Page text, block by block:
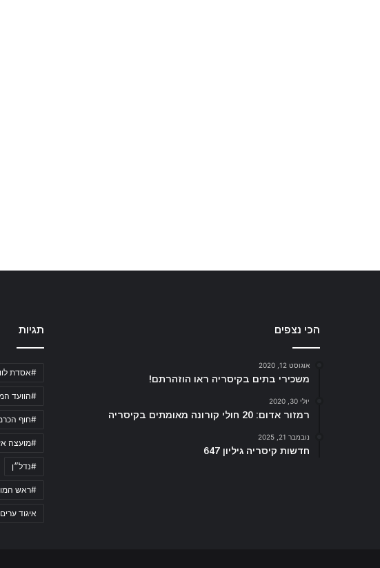
הכי נצפים
אוגוסט 12, 2020
משכירי בתים בקיסריה ראו הוזהרתם!
יולי 30, 2020
רמזור אדום: 20 חולי קורונה מאומתים בקיסריה
נובמבר 21, 2025
חדשות קיסריה גיליון 647
תגיות
#אסדת
#הוועד
#חוף
#מועצה
#נדל״ן
#ראש
איגוד